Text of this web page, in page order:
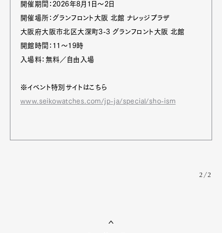
開催期間：2026年8月1日～2日
開催場所：グランフロント大阪 北館 ナレッジプラザ
大阪府大阪市北区大深町3-3 グランフロント大阪 北館
開館時間：11〜19時
入場料：無料／自由入場
※イベント特別サイトはこちら
www.seikowatches.com/jp-ja/special/sho-ism
2/2